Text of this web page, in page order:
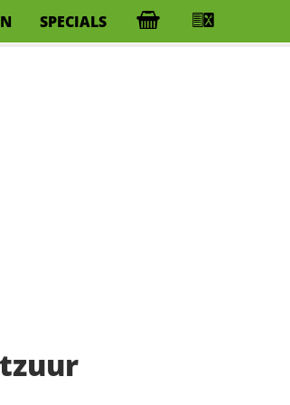
SPECIALS